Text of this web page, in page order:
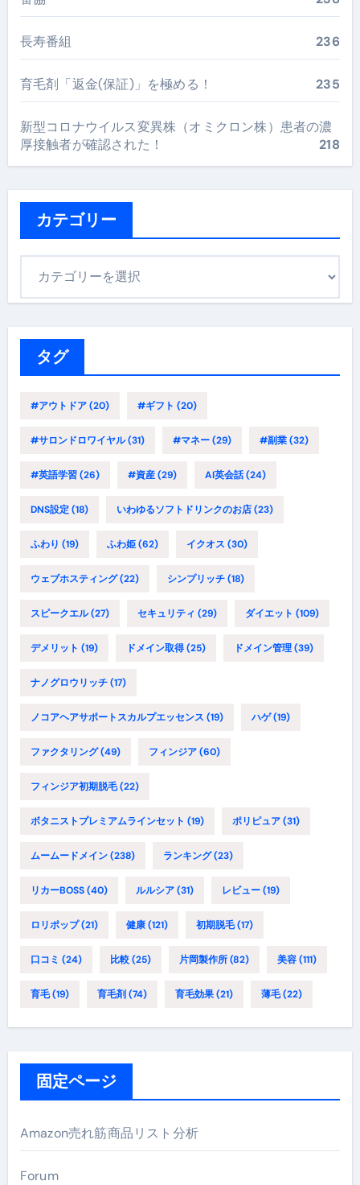
長寿番組 236
育毛剤「返金(保証)」を極める！ 235
新型コロナウイルス変異株（オミクロン株）患者の濃
厚接触者が確認された！
218
カテゴリー
タグ
#アウトドア(20) #ギフト (20)
#サロンドロワイヤル(31) #マネー(29) #副業(32)
#英語学習(26) #資産(29) AI英会話(24)
DNS設定(18) いわゆるソフトドリンクのお店(23)
ふわり (19) ふわ姫(62) イクオス (30)
ウェブホスティング(22) シンプリッチ(18)
スピークエル(27) セキュリティ (29) ダイエット (109)
デメリット (19) ドメイン取得(25) ドメイン管理(39)
ナノグロウリッチ(17)
ノコアヘアサポートスカルプエッセンス (19) ハゲ(19)
ファクタリング(49) フィンジア(60)
フィンジア初期脱毛(22)
ボタニストプレミアムラインセット (19) ポリピュア(31)
ムームードメイン(238) ランキング(23)
リカーBOSS(40) ルルシア(31) レビュー(19)
ロリポップ(21) 健康(121) 初期脱毛(17)
口コミ (24) 比較(25) 片岡製作所(82) 美容(111)
育毛(19) 育毛剤(74) 育毛効果(21) 薄毛(22)
固定ページ
Amazon売れ筋商品リスト分析
Forum